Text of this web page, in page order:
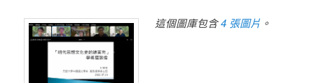
這個圖庫包含4 張圖片 。